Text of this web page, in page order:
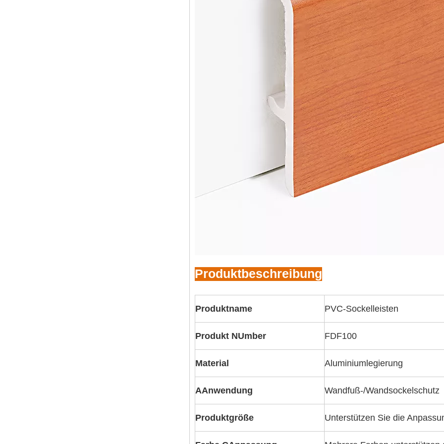
Produktbeschreibung
Produktname PVC-Sockelleisten
Produkt NUmber FDF100
Material Aluminiumlegierung
AAnwendung Wandfuß-/Wandsockelschutz
Produktgröße Unterstützen Sie die